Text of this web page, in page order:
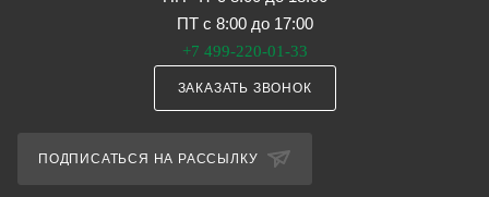
ПТ с 8:00 до 17:00
+7 499-220-01-33
ЗАКАЗАТЬ ЗВОНОК
ПОДПИСАТЬСЯ НА РАССЫЛКУ